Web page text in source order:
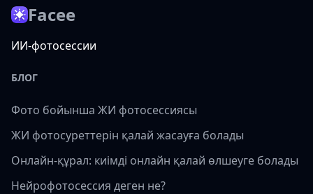
Facee
ИИ-фотосессии
БЛОГ
Фото бойынша ЖИ фотосессиясы
ЖИ фотосуреттерін қалай жасауға болады
Онлайн-құрал: киімді онлайн қалай өлшеуге болады
Нейрофотосессия деген не?